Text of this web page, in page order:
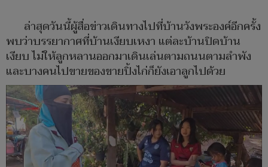
ล่าสุดวันนี้ผู้สื่อข่าวเดินทางไปที่บ้านวังพระองค์อีกครั้ง
พบว่าบรรยากาศที่บ้านเงียบเหงา แต่ละบ้านปิดบ้าน
เงียบ ไม่ให้ลูกหลานออกมาเดินเล่นตามถนนตามลำพัง
และบางคนไปขายของขายปิ้งไก่ก็ยังเอาลูกไปด้วย